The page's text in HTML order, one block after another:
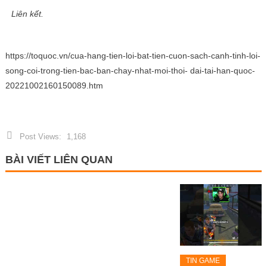
Liên kết.
https://toquoc.vn/cua-hang-tien-loi-bat-tien-cuon-sach-canh-tinh-loi-
song-coi-trong-tien-bac-ban-chay-nhat-moi-thoi- dai-tai-han-quoc-
20221002160150089.htm
Post Views: 1,168
BÀI VIẾT LIÊN QUAN
TIN GAME